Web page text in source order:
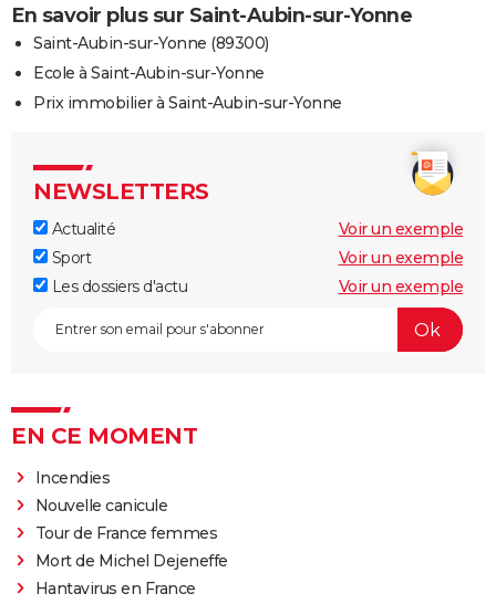
En savoir plus sur Saint-Aubin-sur-Yonne
Saint-Aubin-sur-Yonne (89300)
Ecole à Saint-Aubin-sur-Yonne
Prix immobilier à Saint-Aubin-sur-Yonne
NEWSLETTERS
Actualité
Voir un exemple
Sport
Voir un exemple
Les dossiers d'actu
Voir un exemple
EN CE MOMENT
Incendies
Nouvelle canicule
Tour de France femmes
Mort de Michel Dejeneffe
Hantavirus en France